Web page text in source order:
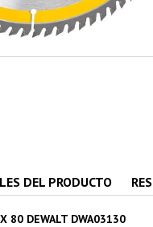
DEL PRODUCTO
80 DEWALT DWA03130